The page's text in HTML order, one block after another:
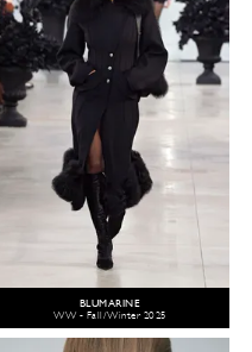
BLUMARINE
WW - Fall/Winter 2025